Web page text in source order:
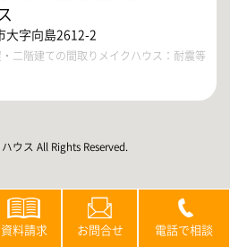
字向島2612-2
二階建ての間取りメイクハウス：耐震等
ウス All Rights Reserved.
資料請求 お問合せ 電話で相談